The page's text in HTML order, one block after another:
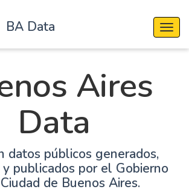
BA Data
Aires
Data
datos públicos generados,
publicados por el Gobierno
de Buenos Aires.